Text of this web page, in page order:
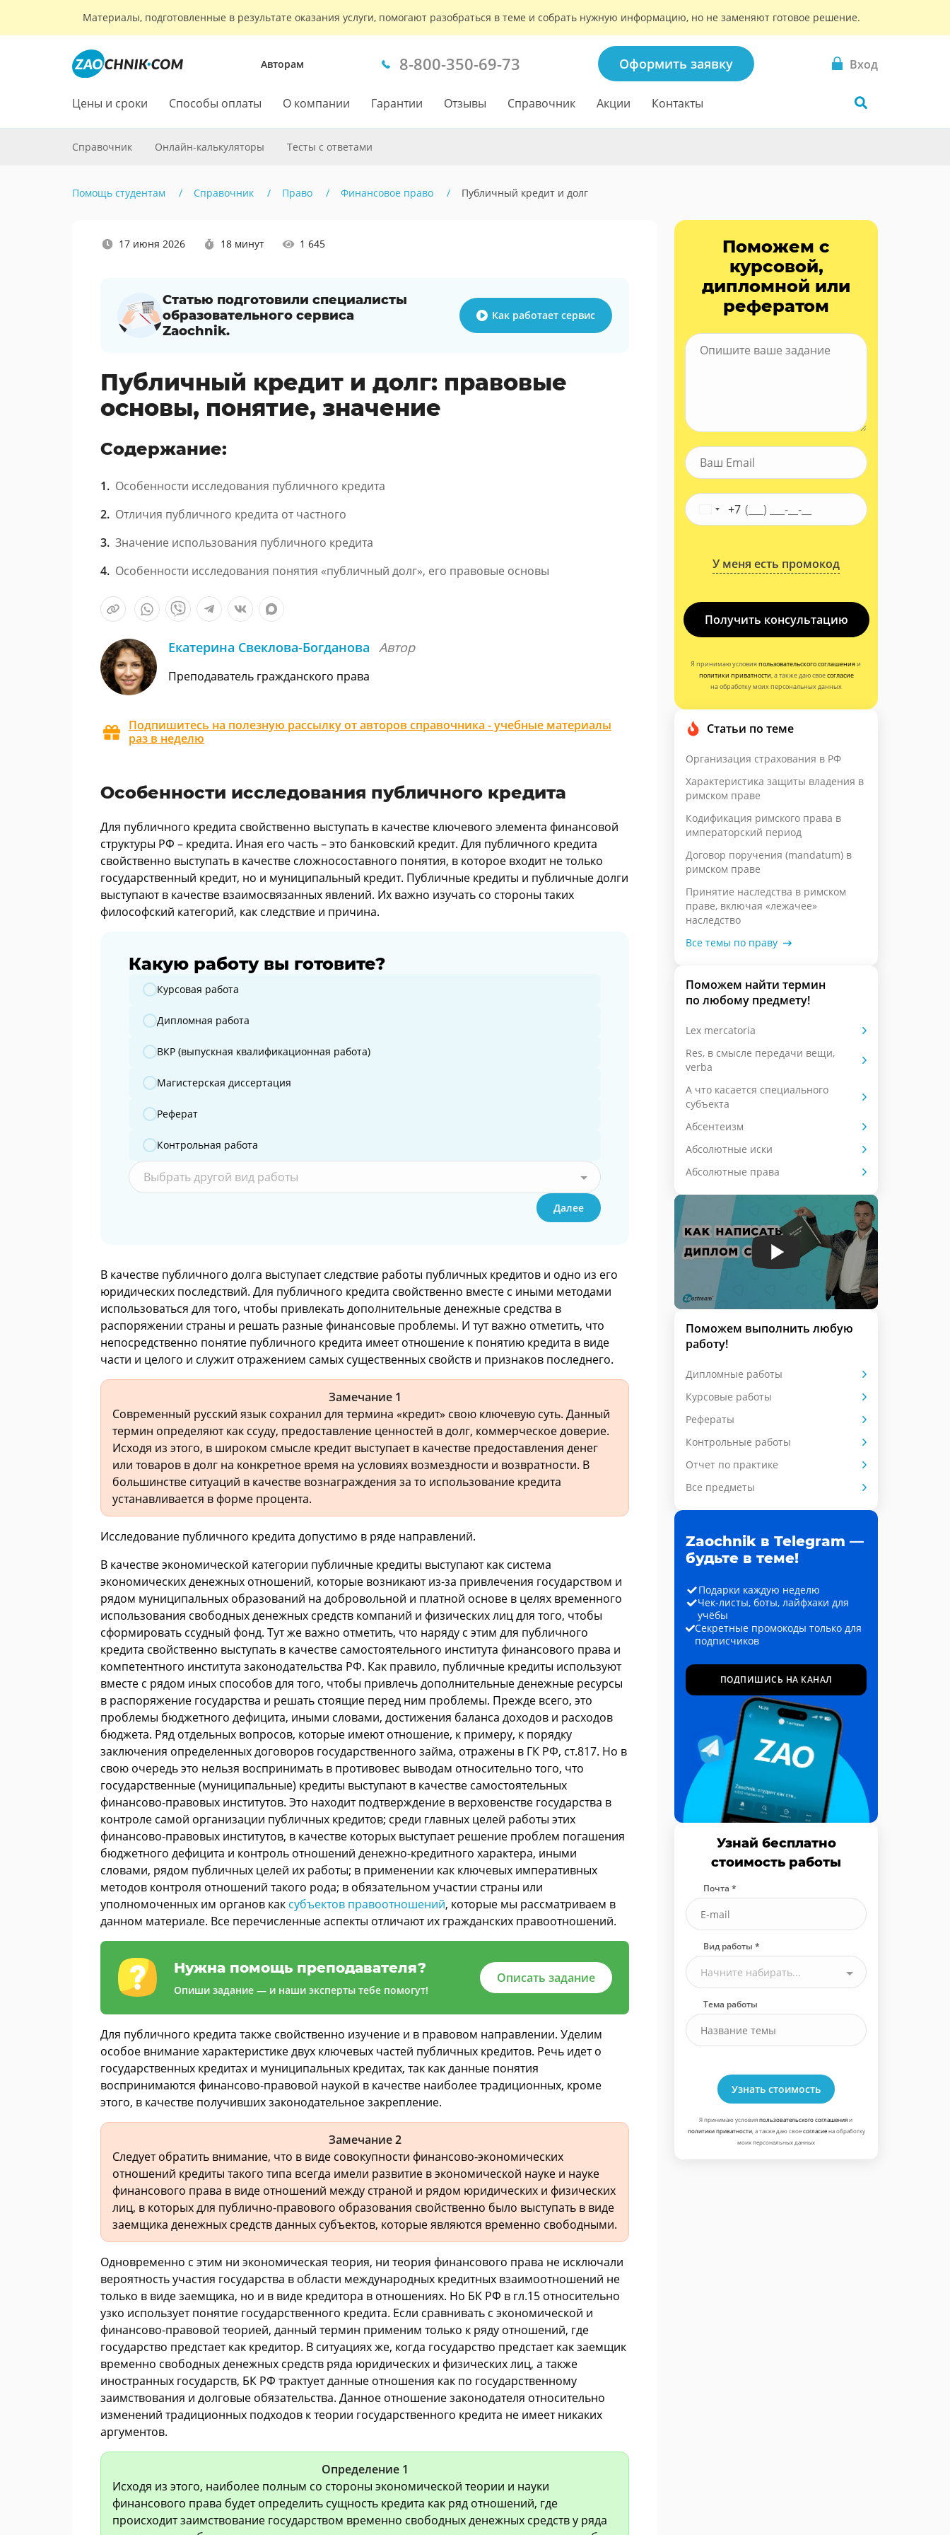
Материалы, подготовленные в результате оказания услуги, помогают разобраться в теме и собрать нужную информацию, но не заменяют готовое решение.
Авторам 8-800-350-69-73 Оформить заявку Вход
Цены и сроки Способы оплаты О компании Гарантии Отзывы Справочник Акции Контакты
Справочник Онлайн-калькуляторы Тесты с ответами
Помощь студентам Справочник Право Финансовое право Публичный кредит и долг
17 июня 2026 18 минут 1 645
Статью подготовили специалисты
образовательного сервиса
Zaochnik.
Как работает сервис
Публичный кредит и долг: правовые
основы, понятие, значение
Содержание:
Особенности исследования публичного кредита
Отличия публичного кредита от частного
Значение использования публичного кредита
Особенности исследования понятия «публичный долг», его правовые основы
Екатерина Свеклова-Богданова Автор
Преподаватель гражданского права
Подпишитесь на полезную рассылку от авторов справочника - учебные материалы
раз в неделю
Особенности исследования публичного кредита
Для публичного кредита свойственно выступать в качестве ключевого элемента финансовой
структуры РФ – кредита. Иная его часть – это банковский кредит. Для публичного кредита
свойственно выступать в качестве сложносоставного понятия, в которое входит не только
государственный кредит, но и муниципальный кредит. Публичные кредиты и публичные долги
выступают в качестве взаимосвязанных явлений. Их важно изучать со стороны таких
философский категорий, как следствие и причина.
Какую работу вы готовите?
Какую работу вы готовите?
Курсовая работа
Дипломная работа
ВКР (выпускная квалификационная работа)
Магистерская диссертация
Реферат
Контрольная работа
Выбрать другой вид работы
Далее
В качестве публичного долга выступает следствие работы публичных кредитов и одно из его
юридических последствий. Для публичного кредита свойственно вместе с иными методами
использоваться для того, чтобы привлекать дополнительные денежные средства в
распоряжении страны и решать разные финансовые проблемы. И тут важно отметить, что
непосредственно понятие публичного кредита имеет отношение к понятию кредита в виде
части и целого и служит отражением самых существенных свойств и признаков последнего.
Замечание 1
Современный русский язык сохранил для термина «кредит» свою ключевую суть. Данный
термин определяют как ссуду, предоставление ценностей в долг, коммерческое доверие.
Исходя из этого, в широком смысле кредит выступает в качестве предоставления денег
или товаров в долг на конкретное время на условиях возмездности и возвратности. В
большинстве ситуаций в качестве вознаграждения за то использование кредита
устанавливается в форме процента.
Исследование публичного кредита допустимо в ряде направлений.
В качестве экономической категории публичные кредиты выступают как система
экономических денежных отношений, которые возникают из-за привлечения государством и
рядом муниципальных образований на добровольной и платной основе в целях временного
использования свободных денежных средств компаний и физических лиц для того, чтобы
сформировать ссудный фонд. Тут же важно отметить, что наряду с этим для публичного
кредита свойственно выступать в качестве самостоятельного института финансового права и
компетентного института законодательства РФ. Как правило, публичные кредиты используют
вместе с рядом иных способов для того, чтобы привлечь дополнительные денежные ресурсы
в распоряжение государства и решать стоящие перед ним проблемы. Прежде всего, это
проблемы бюджетного дефицита, иными словами, достижения баланса доходов и расходов
бюджета. Ряд отдельных вопросов, которые имеют отношение, к примеру, к порядку
заключения определенных договоров государственного займа, отражены в ГК РФ, ст.817. Но в
свою очередь это нельзя воспринимать в противовес выводам относительно того, что
государственные (муниципальные) кредиты выступают в качестве самостоятельных
финансово-правовых институтов. Это находит подтверждение в верховенстве государства в
контроле самой организации публичных кредитов; среди главных целей работы этих
финансово-правовых институтов, в качестве которых выступает решение проблем погашения
бюджетного дефицита и контроль отношений денежно-кредитного характера, иными
словами, рядом публичных целей их работы; в применении как ключевых императивных
методов контроля отношений такого рода; в обязательном участии страны или
уполномоченных им органов как субъектов правоотношений, которые мы рассматриваем в
данном материале. Все перечисленные аспекты отличают их гражданских правоотношений.
Нужна помощь преподавателя?
Опиши задание — и наши эксперты тебе помогут!
Описать задание
Для публичного кредита также свойственно изучение и в правовом направлении. Уделим
особое внимание характеристике двух ключевых частей публичных кредитов. Речь идет о
государственных кредитах и муниципальных кредитах, так как данные понятия
воспринимаются финансово-правовой наукой в качестве наиболее традиционных, кроме
этого, в качестве получивших законодательное закрепление.
Замечание 2
Следует обратить внимание, что в виде совокупности финансово-экономических
отношений кредиты такого типа всегда имели развитие в экономической науке и науке
финансового права в виде отношений между страной и рядом юридических и физических
лиц, в которых для публично-правового образования свойственно было выступать в виде
заемщика денежных средств данных субъектов, которые являются временно свободными.
Одновременно с этим ни экономическая теория, ни теория финансового права не исключали
вероятность участия государства в области международных кредитных взаимоотношений не
только в виде заемщика, но и в виде кредитора в отношениях. Но БК РФ в гл.15 относительно
узко использует понятие государственного кредита. Если сравнивать с экономической и
финансово-правовой теорией, данный термин применим только к ряду отношений, где
государство предстает как кредитор. В ситуациях же, когда государство предстает как заемщик
временно свободных денежных средств ряда юридических и физических лиц, а также
иностранных государств, БК РФ трактует данные отношения как по государственному
заимствования и долговые обязательства. Данное отношение законодателя относительно
изменений традиционных подходов к теории государственного кредита не имеет никаких
аргументов.
Определение 1
Исходя из этого, наиболее полным со стороны экономической теории и науки
финансового права будет определить сущность кредита как ряд отношений, где
происходит заимствование государством временно свободных денежных средств у ряда
Поможем с
курсовой,
дипломной или
рефератом
+7
У меня есть промокод
Получить консультацию
Я принимаю условияпользовательского соглашенияи
политики приватности, а также даю своесогласие
на обработку моих персональных данных
Статьи по теме
Организация страхования в РФ
Характеристика защиты владения в
римском праве
Кодификация римского права в
императорский период
Договор поручения (mandatum) в
римском праве
Принятие наследства в римском
праве, включая «лежачее»
наследство
Все темы по праву
Поможем найти термин
по любому предмету!
Lex mercatoria
Res, в смысле передачи вещи,
verba
А что касается специального
субъекта
Абсентеизм
Абсолютные иски
Абсолютные права
Поможем выполнить любую
работу!
Дипломные работы
Курсовые работы
Рефераты
Контрольные работы
Отчет по практике
Все предметы
Zaochnik в Telegram —
будьте в теме!
Подарки каждую неделю
Чек-листы, боты, лайфхаки для
учёбы
Секретные промокоды только для
подписчиков
ПОДПИШИСЬ НА КАНАЛ
Узнай бесплатно
стоимость работы
Почта *
Вид работы *
Начните набирать...
Тема работы
Узнать стоимость
Я принимаю условияпользовательского соглашенияи
политики приватности, а также даю своесогласиена обработку
моих персональных данных